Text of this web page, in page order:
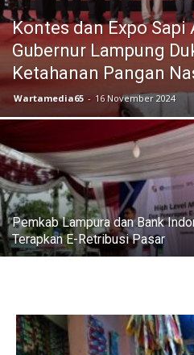
Kontes dan Expo Sapi
Gubernur Lampung
Ketahanan Pangan
Wartamedia65 - 16 November 2024
Pemkab Lampura dan Bank
Terapkan E-Retribusi Pasar